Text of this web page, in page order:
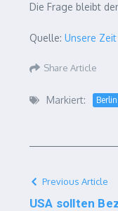
Die Frage bleibt
Quelle: Unsere Zeit
Share Article
Markiert: Berlin
Previous Article
USA sollten